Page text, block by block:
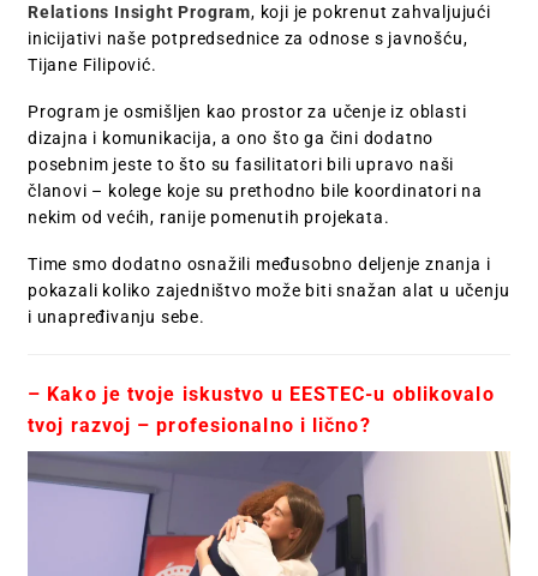
Relations Insight Program, koji je pokrenut zahvaljujući
inicijativi naše potpredsednice za odnose s javnošću,
Tijane Filipović.
Program je osmišljen kao prostor za učenje iz oblasti
dizajna i komunikacija, a ono što ga čini dodatno
posebnim jeste to što su fasilitatori bili upravo naši
članovi – kolege koje su prethodno bile koordinatori na
nekim od većih, ranije pomenutih projekata.
Time smo dodatno osnažili međusobno deljenje znanja i
pokazali koliko zajedništvo može biti snažan alat u učenju
i unapređivanju sebe.
– Kako je tvoje iskustvo u EESTEC-u oblikovalo
tvoj razvoj – profesionalno i lično?